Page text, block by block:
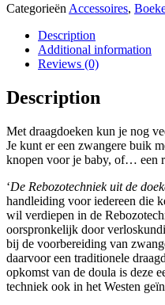
Categorieën Accessoires,
Description
Additional information
Reviews (0)
Description
Met draagdoeken kun je nog
Je kunt er een zwangere buik
knopen voor je baby, of… een
‘De Rebozotechniek uit de
handleiding voor iedereen die
wil verdiepen in de
oorspronkelijk door
bij de voorbereiding van
daarvoor een traditionele
opkomst van de doula is deze
techniek ook in het Westen